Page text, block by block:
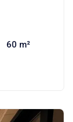
60 m²